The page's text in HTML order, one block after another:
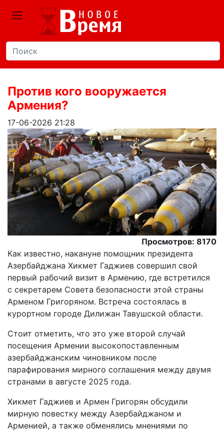
Против кого вооружается
Армения?
17-06-2026 21:28
Просмотров: 8170
Как известно, накануне помощник президента
Азербайджана Хикмет Гаджиев совершил свой
первый рабочий визит в Армению, где встретился
с секретарем Совета безопасности этой страны
Арменом Григоряном. Встреча состоялась в
курортном городе Дилижан Тавушской области.
Стоит отметить, что это уже второй случай
посещения Армении высокопоставленным
азербайджанским чиновником после
парафирования мирного соглашения между двумя
странами в августе 2025 года.
Хикмет Гаджиев и Армен Григорян обсудили
мирную повестку между Азербайджаном и
Арменией, а также обменялись мнениями по